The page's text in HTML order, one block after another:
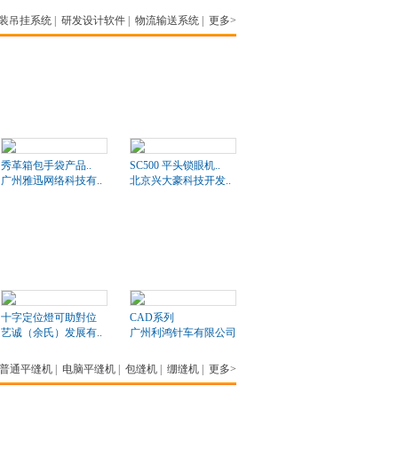
吊挂系统 研发设计软件 物流输送系统 更多>
秀革箱包手袋产品..
广州雅迅网络科技有..
SC500 平头锁眼机..
北京兴大豪科技开发..
十字定位燈可助對位
艺诚（余氏）发展有..
CAD系列
广州利鸿针车有限公司
普通平缝机 电脑平缝机 包缝机 绷缝机 更多>